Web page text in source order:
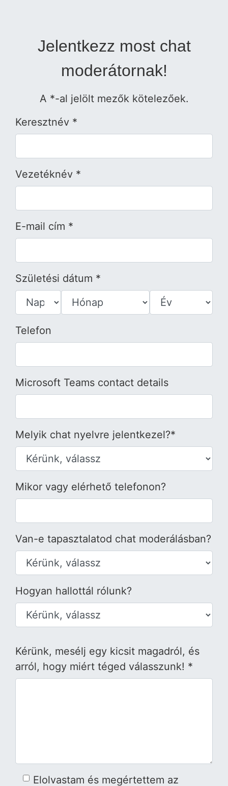
Jelentkezz most chat
moderátornak!
A *-al jelölt mezők kötelezőek.
Keresztnév *
Vezetéknév *
E-mail cím *
Születési dátum *
Telefon
Microsoft Teams contact details
Melyik chat nyelvre jelentkezel?*
Mikor vagy elérhető telefonon?
Van-e tapasztalatod chat moderálásban?
Hogyan hallottál rólunk?
Kérünk, mesélj egy kicsit magadról, és
arról, hogy miért téged válasszunk! *
Elolvastam és megértettem az